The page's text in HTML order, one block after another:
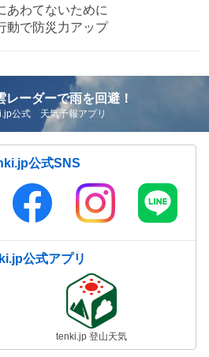
あわてないために
動で防災力アップ
レーダーで雨を回避！
公式 天気予報アプリ
公式SNS
公式アプリ
tenki.jp 登山天気